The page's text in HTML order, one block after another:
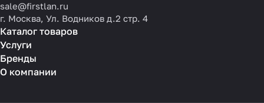
sale@firstlan.ru
г. Москва, Ул. Водников д.2 стр. 4
Каталог товаров
Услуги
Бренды
О компании